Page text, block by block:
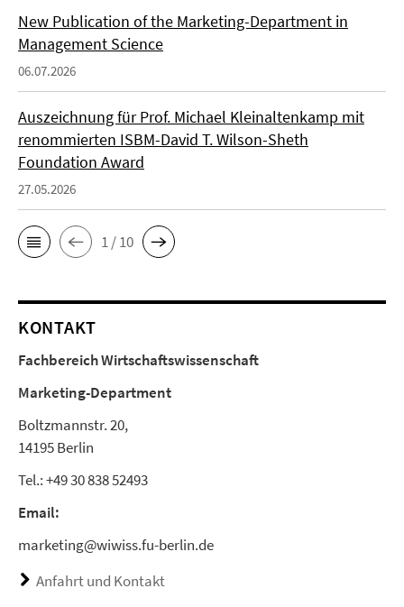
New Publication of the Marketing-Department in
Management Science
06.07.2026
Auszeichnung für Prof. Michael Kleinaltenkamp mit
renommierten ISBM-David T. Wilson-Sheth
Foundation Award
27.05.2026
1 / 10
KONTAKT
Fachbereich Wirtschaftswissenschaft
Marketing-Department
Boltzmannstr. 20,
14195 Berlin
Tel.: +49 30 838 52493
Email:
marketing@wiwiss.fu-berlin.de
Anfahrt und Kontakt